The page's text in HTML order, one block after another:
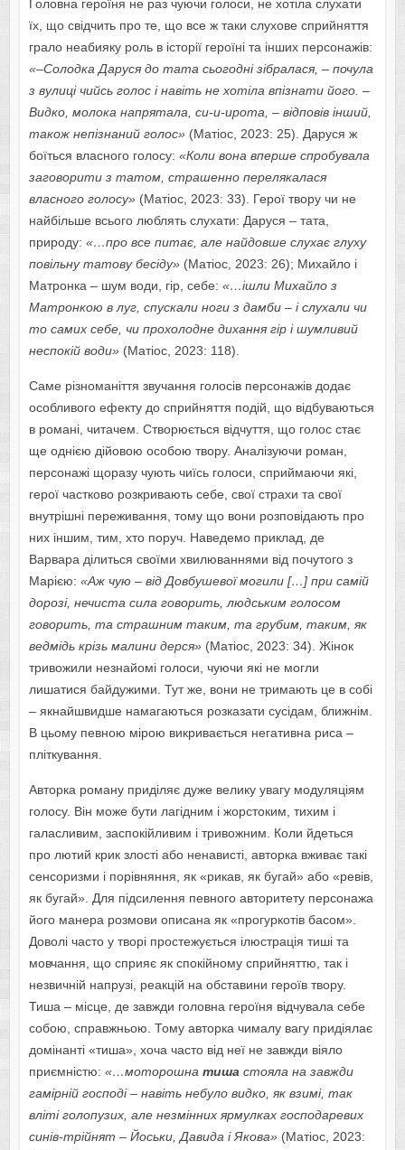
Головна героїня не раз чуючи голоси, не хотіла слухати
їх, що свідчить про те, що все ж таки слухове сприйняття
грало неабияку роль в історії героїні та інших персонажів:
«–Солодка Даруся до тата сьогодні зібралася, – почула
з вулиці чийсь голос і навіть не хотіла впізнати його. –
Видко, молока напрятала, си-и-ирота, – відповів інший,
також непізнаний голос»(Матіос, 2023: 25). Даруся ж
боїться власного голосу: «Коли вона вперше спробувала
заговорити з татом, страшенно перелякалася
власного голосу»(Матіос, 2023: 33). Герої твору чи не
найбільше всього люблять слухати: Даруся – тата,
природу: «…про все питає, але найдовше слухає глуху
повільну татову бесіду»(Матіос, 2023: 26); Михайло і
Матронка – шум води, гір, себе: «…ішли Михайло з
Матронкою в луг, спускали ноги з дамби – і слухали чи
то самих себе, чи прохолодне дихання гір і шумливий
неспокій води»(Матіос, 2023: 118).
Саме різноманіття звучання голосів персонажів додає
особливого ефекту до сприйняття подій, що відбуваються
в романі, читачем. Створюється відчуття, що голос стає
ще однією дійовою особою твору. Аналізуючи роман,
персонажі щоразу чують чиїсь голоси, сприймаючи які,
герої частково розкривають себе, свої страхи та свої
внутрішні переживання, тому що вони розповідають про
них іншим, тим, хто поруч. Наведемо приклад, де
Варвара ділиться своїми хвилюваннями від почутого з
Марією: «Аж чую – від Довбушевої могили […] при самій
дорозі, нечиста сила говорить, людським голосом
говорить, та страшним таким, та грубим, таким, як
ведмідь крізь малини дерся»(Матіос, 2023: 34). Жінок
тривожили незнайомі голоси, чуючи які не могли
лишатися байдужими. Тут же, вони не тримають це в собі
– якнайшвидше намагаються розказати сусідам, ближнім.
В цьому певною мірою викривається негативна риса –
пліткування.
Авторка роману приділяє дуже велику увагу модуляціям
голосу. Він може бути лагідним і жорстоким, тихим і
галасливим, заспокійливим і тривожним. Коли йдеться
про лютий крик злості або ненависті, авторка вживає такі
сенсоризми і порівняння, як «рикав, як бугай» або «ревів,
як бугай». Для підсилення певного авторитету персонажа
його манера розмови описана як «прогуркотів басом».
Доволі часто у творі простежується ілюстрація тиші та
мовчання, що сприяє як спокійному сприйняттю, так і
незвичній напрузі, реакцій на обставини героїв твору.
Тиша – місце, де завжди головна героїня відчувала себе
собою, справжньою. Тому авторка чималу вагу придіялає
домінанті «тиша», хоча часто від неї не завжди віяло
приємністю: «…моторошна тишастояла на завжди
гамірній господі – навіть небуло видко, як взимі, так
вліті голопузих, але незмінних ярмулках господаревих
синів-трійнят – Йоськи, Давида і Якова»(Матіос, 2023: